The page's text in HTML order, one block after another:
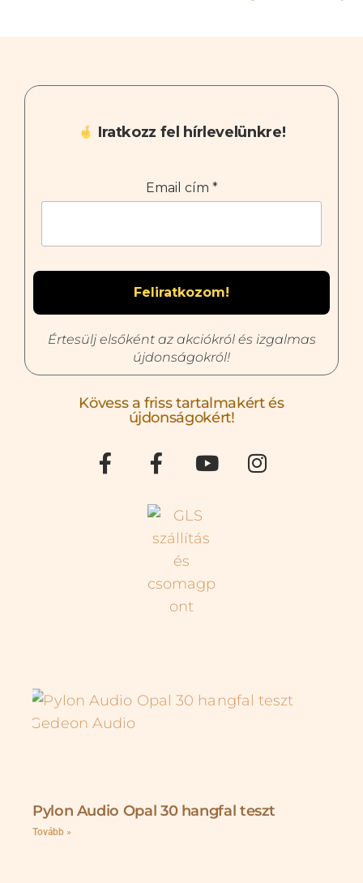
Iratkozz fel hírlevelünkre!
Email cím *
Értesülj elsőként az akciókról és izgalmas
újdonságokról!
Kövess a friss tartalmakért és
újdonságokért!
Pylon Audio Opal 30 hangfal teszt
Tovább »